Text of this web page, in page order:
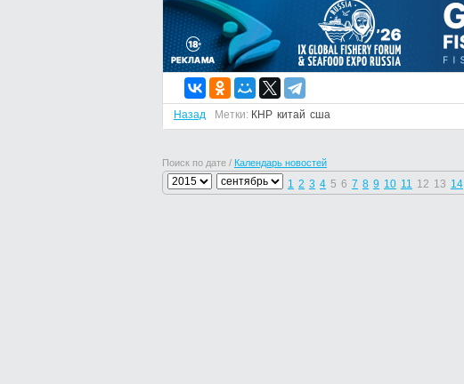
Назад Метки: КНР китай сша
Поиск по дате / Календарь новостей
1 2 3 4 5 6 7 8 9 10 11 12 13 14